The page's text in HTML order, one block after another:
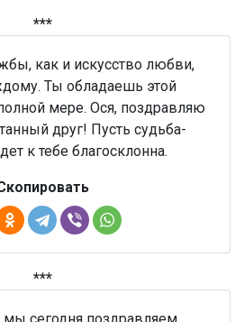
***
как и искусство любви,
Ты обладаешь этой
мере. Ося, поздравляю
друг! Пусть судьба-
к тебе благосклонна.
***